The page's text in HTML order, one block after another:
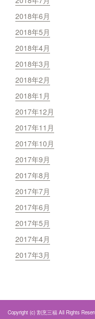
2018年6月
2018年5月
2018年4月
2018年3月
2018年2月
2018年1月
2017年12月
2017年11月
2017年10月
2017年9月
2017年8月
2017年7月
2017年6月
2017年5月
2017年4月
2017年3月
Copyright (c) 割烹三福 All Rights